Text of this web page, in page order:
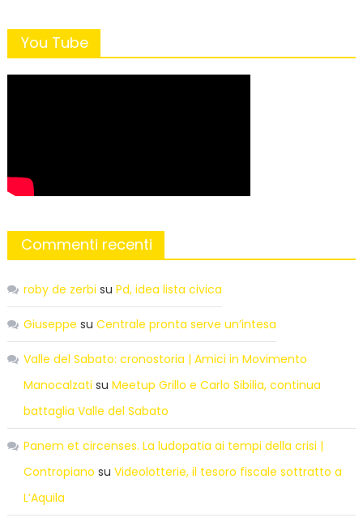
You Tube
Commenti recenti
roby de zerbi su Pd, idea lista civica
Giuseppe su Centrale pronta serve un’intesa
Valle del Sabato: cronostoria | Amici in Movimento
Manocalzati su Meetup Grillo e Carlo Sibilia, continua
battaglia Valle del Sabato
Panem et circenses. La ludopatia ai tempi della crisi |
Contropiano su Videolotterie, il tesoro fiscale sottratto a
L’Aquila